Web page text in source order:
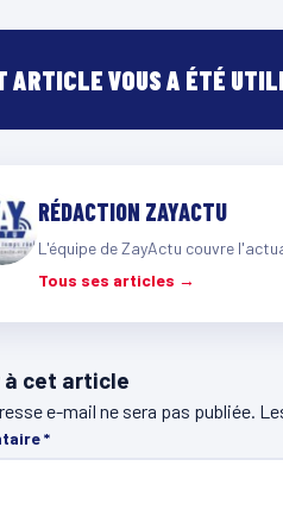
ARTICLE VOUS A ÉTÉ
RÉDACTION ZAYACTU
L'équipe de ZayActu couvre
Tous ses articles →
à cet article
e-mail ne sera pas publiée.
*